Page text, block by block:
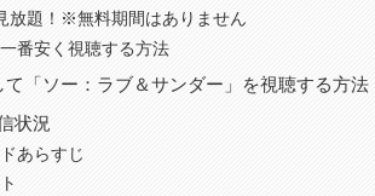
放題！※無料期間はありません
番安く視聴する方法
「ソー：ラブ＆サンダー」を視聴する方法
状況
あらすじ